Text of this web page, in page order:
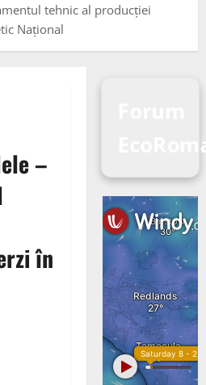
tehnic al producției
Național
–
în